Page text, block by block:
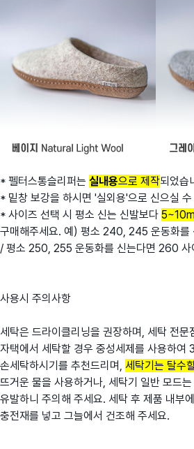
* 펠터스통슬리퍼는 실내용으로 제작되었습
* 밑창 보강을 하시면 '실외용'으로 신으실
* 사이즈 선택 시 평소 신는 신발보다
구매해주세요. 예) 평소 240, 245 운동화를
/ 평소 250, 255 운동화를 신는다면 260 사
사용시 주의사항
세탁은 드라이클리닝을 권장하며, 세탁 전문
자택에서 세탁할 경우 중성세제를 사용하여
손세탁하시기를 추천드리며, 세탁기는 탈수
뜨거운 물을 사용하거나, 세탁기 일반 모드
유발하니 주의해 주세요. 세탁 후 제품 내부
충전재를 넣고 그늘에서 건조해 주세요.